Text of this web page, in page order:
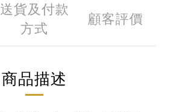
送貨及付款
方式
顧客評價
商品描述